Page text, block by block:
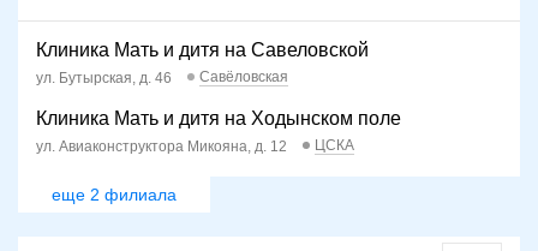
Клиника Мать и дитя на Савеловской
ул. Бутырская, д. 46 Савёловская
Клиника Мать и дитя на Ходынском поле
ул. Авиаконструктора Микояна, д. 12 ЦСКА
еще 2 филиала